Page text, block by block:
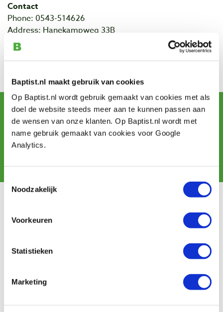
Baptist.nl maakt gebruik van cookies
Op Baptist.nl wordt gebruik gemaakt van cookies met als
doel de website steeds meer aan te kunnen passen aan
de wensen van onze klanten. Op Baptist.nl wordt met
name gebruik gemaakt van cookies voor Google
Analytics.
Noodzakelijk
Voorkeuren
Statistieken
Marketing
Contact
Phone: 0543-514626
Address: Hanekampweg 33B
Postal code: 7104 AW
City: Winterswijk-Meddo
Website The Green Circle
Sign up for our newsletter
and receive offers, new products and tips.
Shipping costs
Return
Contact
Baptist Arnhem
Our shop